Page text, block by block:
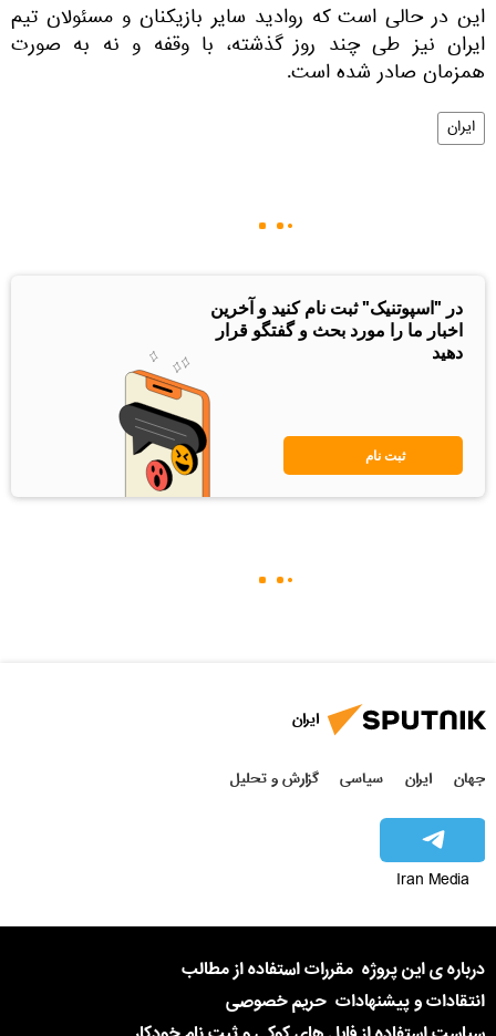
این در حالی است که روادید سایر بازیکنان و مسئولان تیم
ایران نیز طی چند روز گذشته، با وقفه و نه به صورت
همزمان صادر شده است.
ایران
در "اسپوتنیک" ثبت نام کنید و آخرین
اخبار ما را مورد بحث و گفتگو قرار
دهید
ثبت نام
ایران
جهان ایران سیاسی گزارش و تحلیل
Iran Media
درباره ی این پروژه مقررات استفاده از مطالب
انتقادات و پیشنهادات حریم خصوصی